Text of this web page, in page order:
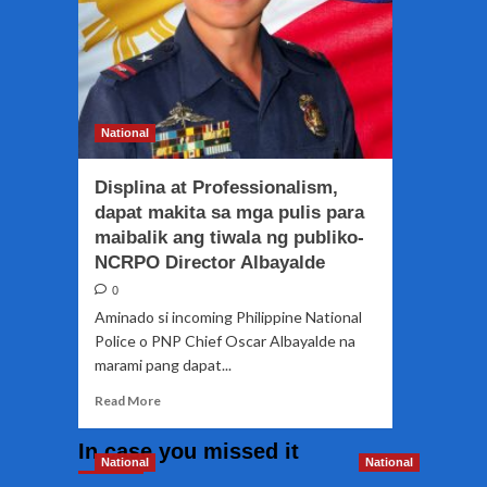
National
Displina at Professionalism,
dapat makita sa mga pulis para
maibalik ang tiwala ng publiko-
NCRPO Director Albayalde
0
Aminado si incoming Philippine National
Police o PNP Chief Oscar Albayalde na
marami pang dapat...
Read MoreRead
Displina
In case you missed it
National National